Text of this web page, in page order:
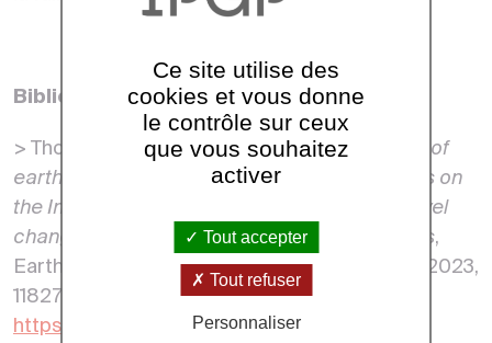
Bibliographie :
> Thomas K. Rockwell, Yann Klinger,2000 yrs of
earthquakes inferred from subsidence events on
the Imperial fault, California: Effect of lake-level
changes and implication for variable slip rates,
Earth and Planetary Science Letters, Vol 618, 2023,
118271, ISSN 0012-821X,
https://doi.org/10.1016/j.epsl.2023.118271
Ce site utilise des
cookies et vous donne
le contrôle sur ceux
que vous souhaitez
activer
Tout accepter
Tout refuser
Personnaliser